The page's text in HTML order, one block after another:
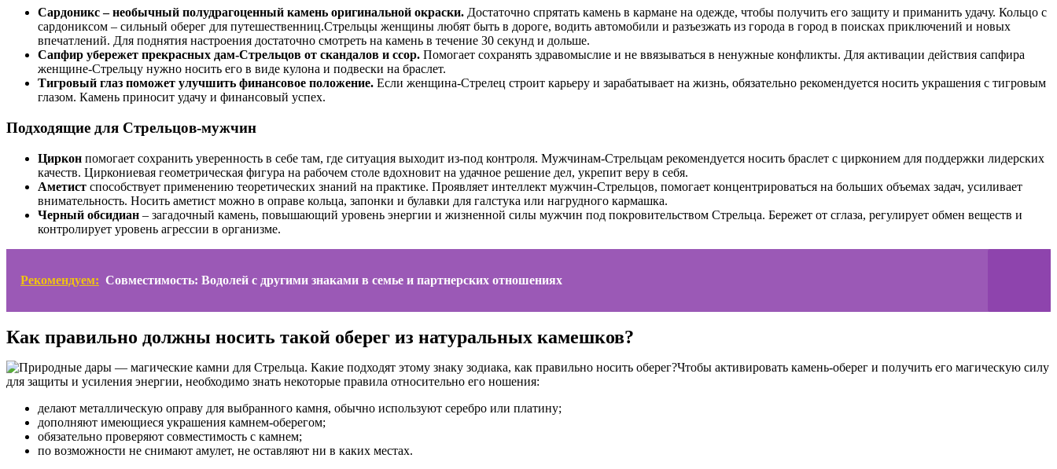
Сардоникс – необычный полудрагоценный камень оригинальной окраски. Достаточно спрятать камень в кармане на одежде, чтобы получить его защиту и приманить удачу. Кольцо с
сардониксом – сильный оберег для путешественниц.Стрельцы женщины любят быть в дороге, водить автомобили и разъезжать из города в город в поисках приключений и новых
впечатлений. Для поднятия настроения достаточно смотреть на камень в течение 30 секунд и дольше.
Сапфир убережет прекрасных дам-Стрельцов от скандалов и ссор. Помогает сохранять здравомыслие и не ввязываться в ненужные конфликты. Для активации действия сапфира
женщине-Стрельцу нужно носить его в виде кулона и подвески на браслет.
Тигровый глаз поможет улучшить финансовое положение. Если женщина-Стрелец строит карьеру и зарабатывает на жизнь, обязательно рекомендуется носить украшения с тигровым
глазом. Камень приносит удачу и финансовый успех.
Подходящие для Стрельцов-мужчин
Циркон помогает сохранить уверенность в себе там, где ситуация выходит из-под контроля. Мужчинам-Стрельцам рекомендуется носить браслет с цирконием для поддержки лидерских
качеств. Циркониевая геометрическая фигура на рабочем столе вдохновит на удачное решение дел, укрепит веру в себя.
Аметист способствует применению теоретических знаний на практике. Проявляет интеллект мужчин-Стрельцов, помогает концентрироваться на больших объемах задач, усиливает
внимательность. Носить аметист можно в оправе кольца, запонки и булавки для галстука или нагрудного кармашка.
Черный обсидиан – загадочный камень, повышающий уровень энергии и жизненной силы мужчин под покровительством Стрельца. Бережет от сглаза, регулирует обмен веществ и
контролирует уровень агрессии в организме.
Рекомендуем: Совместимость: Водолей с другими знаками в семье и партнерских отношениях
Как правильно должны носить такой оберег из натуральных камешков?
Чтобы активировать камень-оберег и получить его магическую силу
для защиты и усиления энергии, необходимо знать некоторые правила относительно его ношения:
делают металлическую оправу для выбранного камня, обычно используют серебро или платину;
дополняют имеющиеся украшения камнем-оберегом;
обязательно проверяют совместимость с камнем;
по возможности не снимают амулет, не оставляют ни в каких местах.